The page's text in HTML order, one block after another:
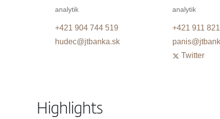
analytik
+421 904 744 519
hudec@jtbanka.sk
analytik
+421 911
Twitter
Highlights